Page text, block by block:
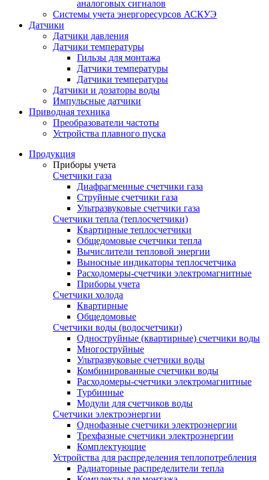
аналоговых сигналов
Системы учета энергоресурсов АСКУЭ
Датчики
Датчики давления
Датчики температуры
Гильзы для монтажа
Датчики температуры
Датчики температуры
Датчики и дозаторы воды
Импульсные датчики
Приводная техника
Преобразователи частоты
Устройства плавного пуска
Продукция
Приборы учета
Счетчики газа
Диафрагменные счетчики газа
Струйные счетчики газа
Ультразвуковые счетчики газа
Счетчики тепла (теплосчетчики)
Квартирные теплосчетчики
Общедомовые счетчики тепла
Вычислители тепловой энергии
Выносные индикаторы теплосчетчика
Расходомеры-счетчики электромагнитные
Приборы учета
Счетчики холода
Квартирные
Общедомовые
Счетчики воды (водосчетчики)
Одноструйные (квартирные) счетчики воды
Многоструйные
Ультразвуковые счетчики воды
Комбинированные счетчики воды
Расходомеры-счетчики электромагнитные
Турбинные
Модули для счетчиков воды
Счетчики электроэнергии
Однофазные счетчики электроэнергии
Трехфазные счетчики электроэнергии
Комплектующие
Устройства для распределения теплопотребления
Радиаторные распределители тепла